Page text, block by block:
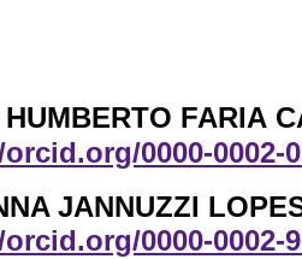
FARIA
0000-0002-
JANNUZZI
0000-0002-